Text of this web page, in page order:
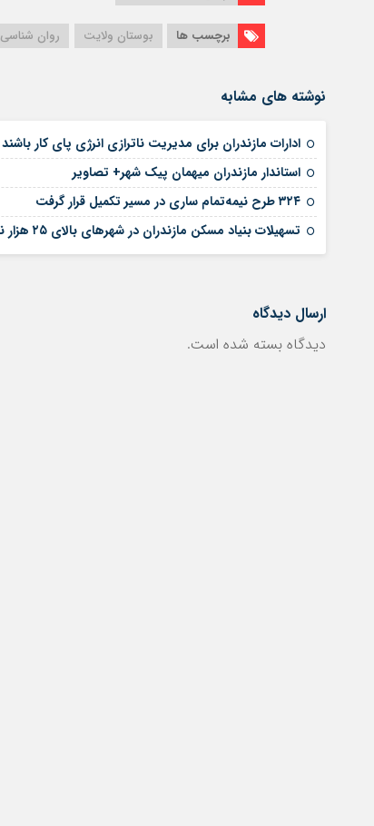
برچسب ها بوستان ولایت روان شناسی
نوشته های مشابه
ادارات مازندران برای مدیریت ناترازی انرژی پای کار باشند
استاندار مازندران میهمان پیک شهر+ تصاویر
۳۲۴ طرح نیمه‌تمام ساری در مسیر تکمیل قرار گرفت
تسهیلات بنیاد مسکن مازندران در شهر‌های بالای ۲۵ هزار نفر
ارسال دیدگاه
دیدگاه بسته شده است.